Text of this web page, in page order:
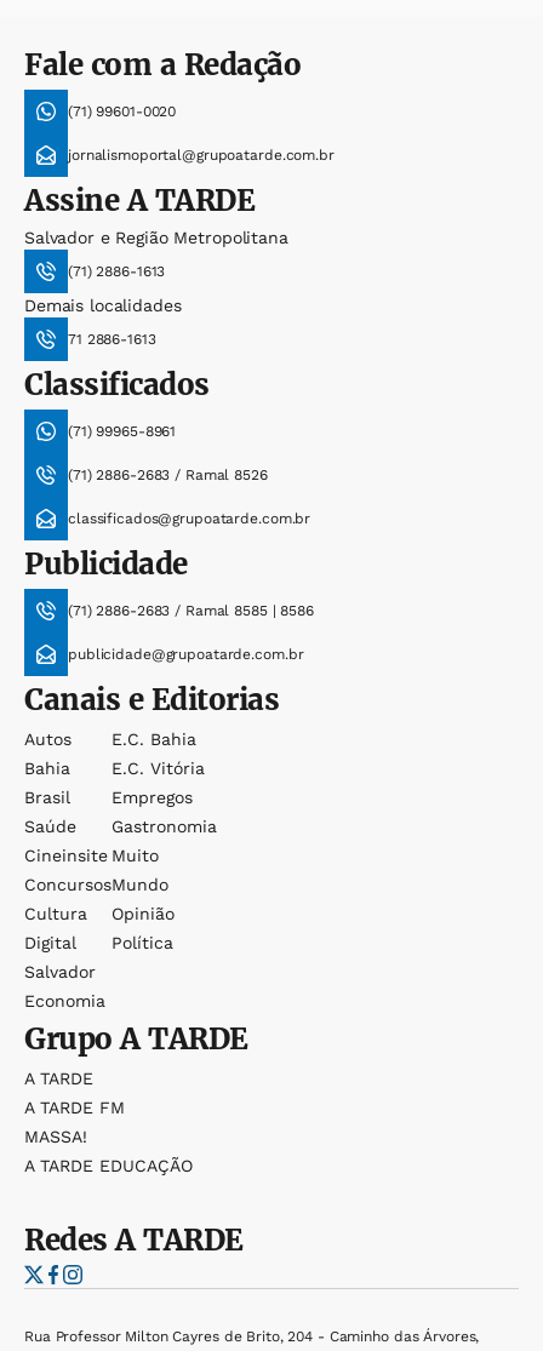
Fale com a Redação
(71) 99601-0020
jornalismoportal@grupoatarde.com.br
AssineA TARDE
Salvador e Região Metropolitana
(71) 2886-1613
Demais localidades
71 2886-1613
Classificados
(71) 99965-8961
(71) 2886-2683 / Ramal 8526
classificados@grupoatarde.com.br
Publicidade
(71) 2886-2683 / Ramal 8585 | 8586
publicidade@grupoatarde.com.br
Canais e Editorias
Autos
Bahia
Brasil
Saúde
Cineinsite
Concursos
Cultura
Digital
Salvador
Economia
E.c. Bahia
E.c. Vitória
Empregos
Gastronomia
Muito
Mundo
Opinião
Política
GrupoA TARDE
A TARDE
A TARDE FM
MASSA!
A TARDE EDUCAÇÃO
RedesA TARDE
Rua Professor Milton Cayres de Brito, 204 - Caminho das Árvores,